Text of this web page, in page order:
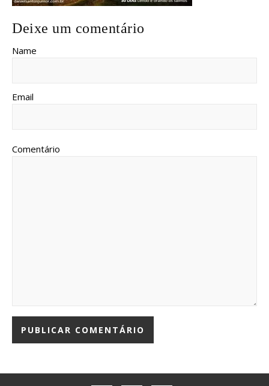
Deixe um comentário
Name
Email
Comentário